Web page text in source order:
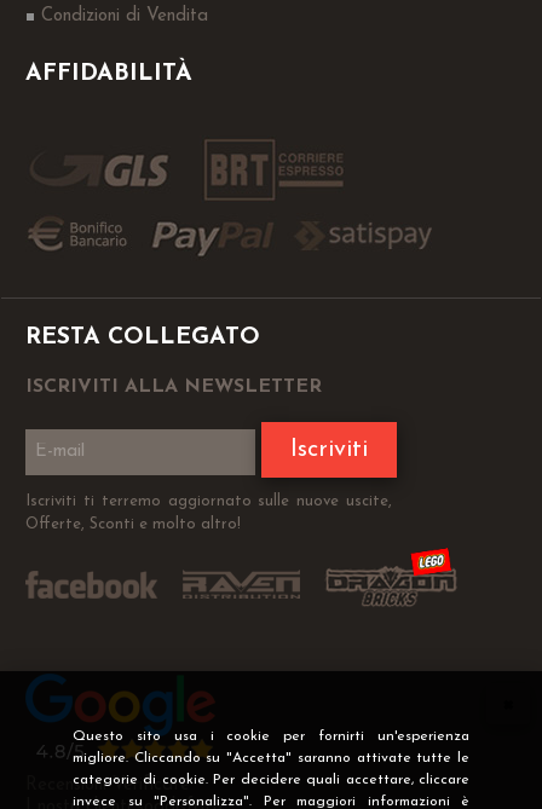
Questo sito usa i cookie per fornirti un'esperienza
migliore. Cliccando su "Accetta" saranno attivate tutte le
categorie di cookie. Per decidere quali accettare, cliccare
invece su "Personalizza". Per maggiori informazioni è
Condizioni di Vendita
AFFIDABILITÀ
RESTA COLLEGATO
ISCRIVITI ALLA NEWSLETTER
Iscriviti
Iscriviti ti terremo aggiornato sulle nuove uscite,
Offerte, Sconti e molto altro!
Recensioni Verificate